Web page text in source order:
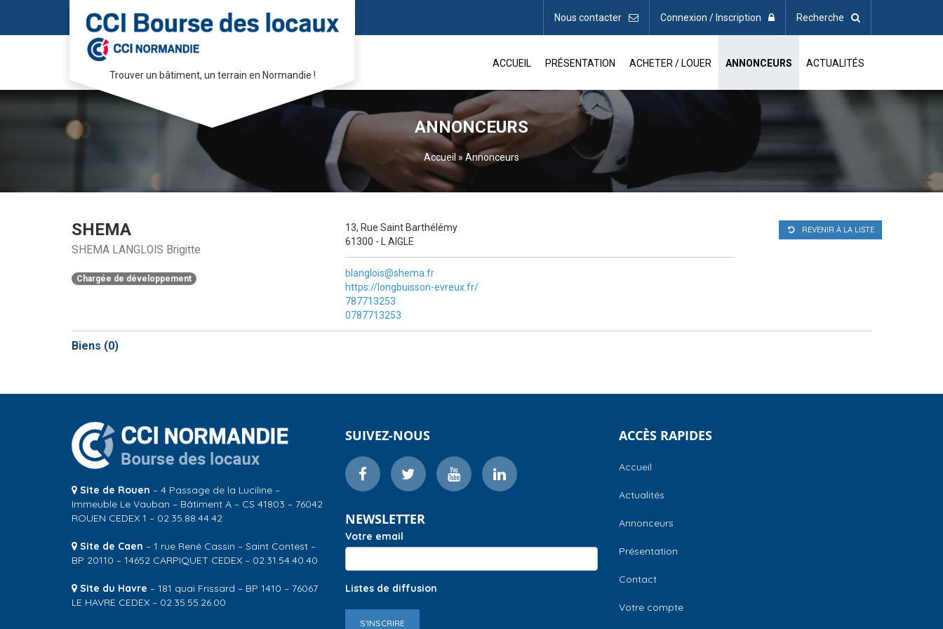
Nous contacter Connexion / Inscription Recherche
Trouver un bâtiment, un terrain en Normandie !
ACCUEIL PRÉSENTATION ACHETER / LOUER ANNONCEURS ACTUALITÉS
ANNONCEURS
Accueil » Annonceurs
REVENIR À LA LISTE
SHEMA
SHEMA LANGLOIS Brigitte
Chargée de développement
13, Rue Saint Barthélémy
61300 - L AIGLE
blanglois@shema.fr
https://longbuisson-evreux.fr/
787713253
0787713253
Biens (0)
Site de Rouen – 4 Passage de la Luciline –
Immeuble Le Vauban – Bâtiment A – CS 41803 – 76042
ROUEN CEDEX 1 – 02.35.88.44.42
Site de Caen – 1 rue René Cassin – Saint Contest –
BP 20110 – 14652 CARPIQUET CEDEX – 02.31.54.40.40
Site du Havre – 181 quai Frissard – BP 1410 – 76067
LE HAVRE CEDEX – 02.35.55.26.00
SUIVEZ-NOUS
NEWSLETTER
Votre email
Listes de diffusion
S'INSCRIRE
ACCÈS RAPIDES
Accueil
Actualités
Annonceurs
Présentation
Contact
Votre compte